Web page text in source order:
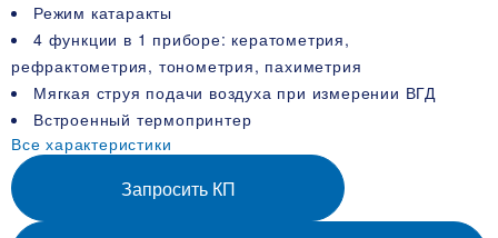
Режим катаракты
4 функции в 1 приборе: кератометрия,
рефрактометрия, тонометрия, пахиметрия
Мягкая струя подачи воздуха при измерении ВГД
Встроенный термопринтер
Все характеристики
Запросить КП